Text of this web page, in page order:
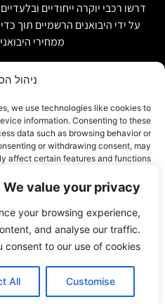
We value your privacy
your browsing experience,
and analyse our traffic.
to our use of cookies.
Customise
All
ניהול
we use technologies like cookies to
information. Consenting to these
data such as browsing behavior or
or withdrawing consent, may
affect certain features and functions.
Policy
דרשו רכבי יוקרה ייחודיים
על ידי היבואנים הרשמיים תוך
ממחירי
אודות
יבוא אישי ויבוא מקביל
טרייד אין ומשומשות
רכבים למכירה במלאי
צור קשר
עמוד פרטיות
© 2023 By INTERWEB DIGITAL